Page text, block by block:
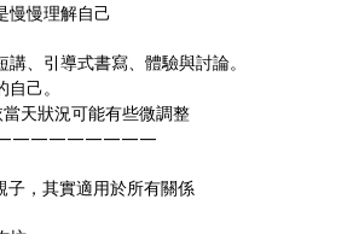
慢慢理解自己
、引導式書寫、體驗與討論。
己。
天狀況可能有些微調整
，其實適用於所有關係